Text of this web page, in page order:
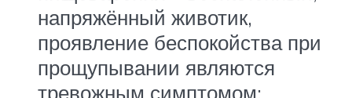
напряжённый животик,
проявление беспокойства при
прощупывании являются
тревожным симптомом;